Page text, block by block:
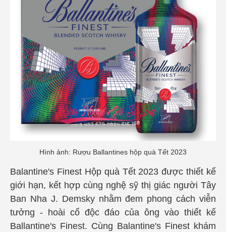
Hình ảnh: Rượu Ballantines hộp quà Tết 2023
Balantine's Finest Hộp quà Tết 2023 được thiết kế
giới hạn, kết hợp cùng nghệ sỹ thị giác người Tây
Ban Nha J. Demsky nhằm đem phong cách viễn
tưởng - hoài cổ độc đáo của ông vào thiết kế
Ballantine's Finest. Cùng Balantine's Finest khám